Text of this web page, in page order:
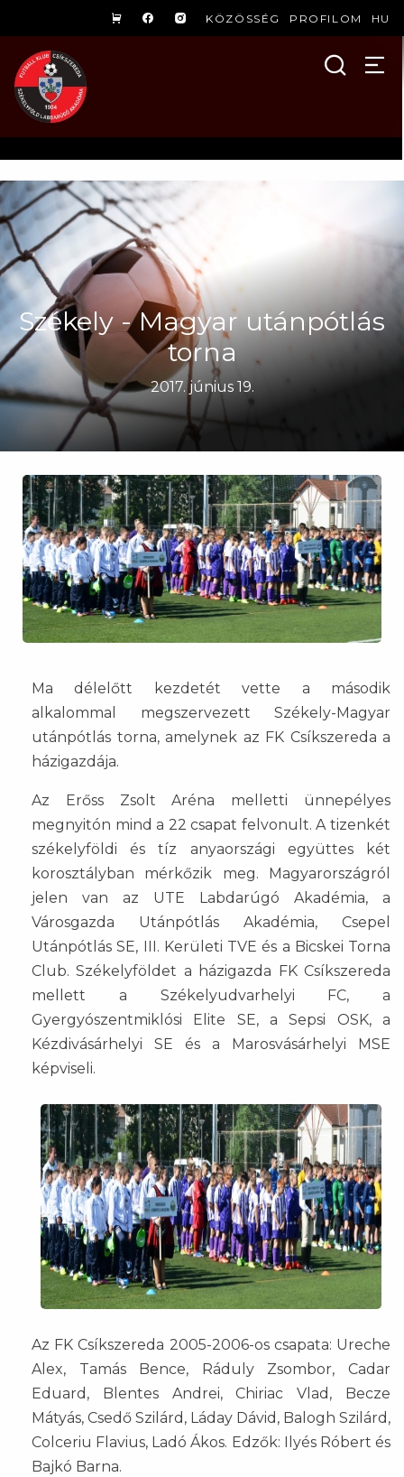
KÖZÖSSÉG PROFILOM HU
Székely - Magyar utánpótlás
torna
2017. június 19.
Ma délelőtt kezdetét vette a második
alkalommal megszervezett Székely-Magyar
utánpótlás torna, amelynek az FK Csíkszereda a
házigazdája.
Az Erőss Zsolt Aréna melletti ünnepélyes
megnyitón mind a 22 csapat felvonult. A tizenkét
székelyföldi és tíz anyaországi együttes két
korosztályban mérkőzik meg. Magyarországról
jelen van az UTE Labdarúgó Akadémia, a
Városgazda Utánpótlás Akadémia, Csepel
Utánpótlás SE, III. Kerületi TVE és a Bicskei Torna
Club. Székelyföldet a házigazda FK Csíkszereda
mellett a Székelyudvarhelyi FC, a
Gyergyószentmiklósi Elite SE, a Sepsi OSK, a
Kézdivásárhelyi SE és a Marosvásárhelyi MSE
képviseli.
Az FK Csíkszereda 2005-2006-os csapata: Ureche
Alex, Tamás Bence, Ráduly Zsombor, Cadar
Eduard, Blentes Andrei, Chiriac Vlad, Becze
Mátyás, Csedő Szilárd, Láday Dávid, Balogh Szilárd,
Colceriu Flavius, Ladó Ákos. Edzők: Ilyés Róbert és
Bajkó Barna.